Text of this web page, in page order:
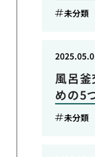
未分類
風呂
めの5
未分類